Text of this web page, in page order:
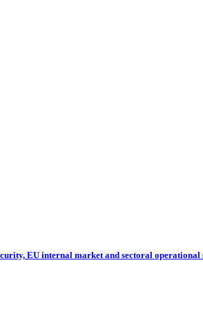
EU internal market and sectoral operational